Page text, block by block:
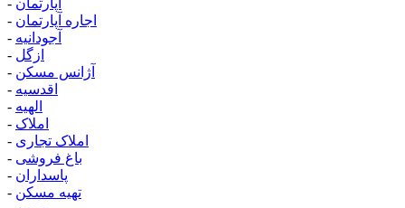
- آپارتمان
- اجاره آپارتمان
- آجودانیه
- ازگل
- آژانس مسکن
- اقدسیه
- الهیه
- املاک
- املاک تجاری
- باغ فروشی
- پاسداران
- تهیه مسکن